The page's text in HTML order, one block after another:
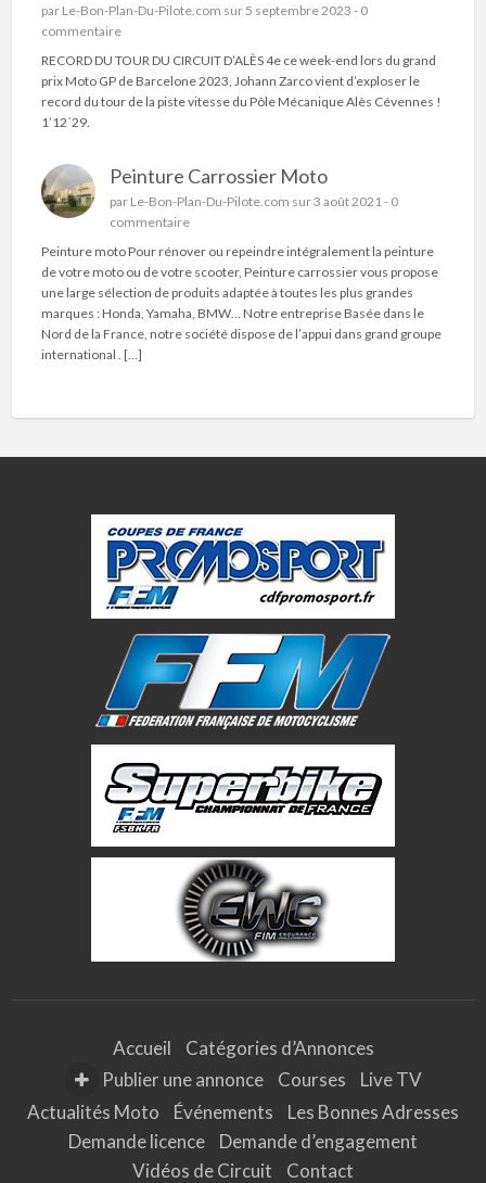
par Le-Bon-Plan-Du-Pilote.com sur 5 septembre 2023 - 0
commentaire
RECORD DU TOUR DU CIRCUIT D’ALÈS 4e ce week-end lors du grand
prix Moto GP de Barcelone 2023, Johann Zarco vient d’exploser le
record du tour de la piste vitesse du Pôle Mécanique Alès Cévennes !
1’12´29.
Peinture Carrossier Moto
par Le-Bon-Plan-Du-Pilote.com sur 3 août 2021 - 0
commentaire
Peinture moto Pour rénover ou repeindre intégralement la peinture
de votre moto ou de votre scooter, Peinture carrossier vous propose
une large sélection de produits adaptée à toutes les plus grandes
marques : Honda, Yamaha, BMW… Notre entreprise Basée dans le
Nord de la France, notre société dispose de l’appui dans grand groupe
international . […]
Accueil
Catégories d’Annonces
Publier une annonce
Courses
Live TV
Actualités Moto
Événements
Les Bonnes Adresses
Demande licence
Demande d’engagement
Vidéos de Circuit
Contact